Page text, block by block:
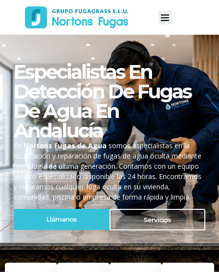
Especialistas En
Detección De Fugas
De Agua En
Andalucía
En Nortons Fugas de Aguasomos especialistas en la
localización y reparación de fugas de agua oculta mediante
tecnología de última generación. Contamos con un equipo
técnico especializado disponible las 24 horas. Encontramos
y reparamos cualquier fuga oculta en su vivienda,
comunidad, piscina o empresa de forma rápida y limpia.
Llámanos Servicios